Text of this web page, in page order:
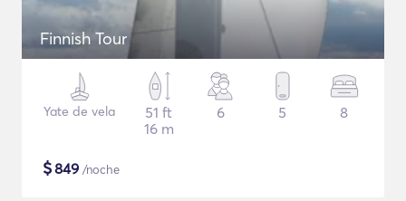
Finnish Tour
Yate de vela
51 ft
16 m
6 5 8
$849 /noche